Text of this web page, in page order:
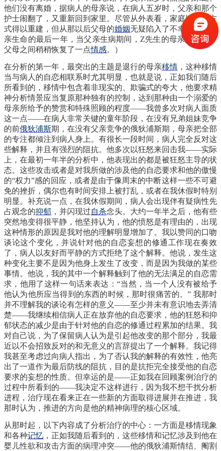
他们没有离婚，据病人的母亲说，在病人五岁时，父亲和那个
护士闹翻了，又重新回到家里。尽管从外表看，家庭以这种方
式得以重建，但从那以后父母的婚姻无疑陷入了不幸。（在父
亲生命的最后一年，当父亲生病期间， Z先生的母亲照顾他，
父母之间稍稍恢复了一点情感。）
在分析的第一年，最突出的主题是退行的母亲移情 ，这种移情
当与病人的自恋相联系时尤其明显，也就是说，正如我们随后
所看到的，移情中包含着非现实的、欺骗式的夸大，他要求精
神分析情景应当复原那种独有的控制，达到那种由一个溺爱的
母亲所给予的赞赏和特殊照顾的程度——我曾多次对病人面质
这一点——在病人非常关键的童年阶段，在没有兄弟姐妹竞争
的前俄狄浦斯期，在没有父亲竞争的俄狄浦斯期，母亲把全部
的专注都倾注到病人身上。有很长一段时间，病人完全反对这
些解释，并且有强烈的阻抗。他多次以狂怒来回击我——实际
上，在最初一年半的分析中，他表现出的都是被狂怒主导的状
态。这些攻击或者是对我所做的涉及他的自恋要求和他的傲慢
的“权力”感的回应，或者是由于像周末的中断这样一些不可避
免的挫折，偶尔也有时间安排上被打乱，或者在我休假时特别
明显。补充说一点，在我休假期间，病人会出现伴有疑病性先
占观念的抑郁 ，并闪现过自杀念头。大约一年半之后，他有些
突然地变得很平静，他坚持认为，他的愤怒是有理由的，出现
这种情形的原因是我对他的理解明显增加了。我以赞同的口吻
谈论这个变化，并说针对他的自恋妄想的修通工作现在奏效
了，病人以友好而平静的方式拒绝了这个解释。他说，发生这
种变化主要不是因为他身上发生了改变，而是因为我做的某些
事情。他说，我的其中一个解释触到了他的无法满足的自恋需
求，他用了这样一句话来表达： “当然，当一个人没有被给予
他认为他所应当得到的东西的时候，那时很痛苦的。” 我那时
并不理解我的谈论有怎样的意义——至少并未有意识地去弄清
楚——我继续相信病人正在放弃他的自恋要求，他的狂怒和抑
郁状态的减少是由于针对他的自恋的修通过程累加的结果。我
对自己说，为了保留病人认为是引起他改变的那个部分，我最
近以不会招致反对的和无意义的言辞提出了一个解释。我记得
我甚至考虑过向病人指出，为了否认我的解释的有效性，他亮
出了一道作为最后防线的阻抗，目的是抗拒完全接受他的自恋
要求的妄想的性质。但幸运的是——正如我在回顾案例治疗的
过程中所看到的——我决定不这样进行，因为我不想干扰分析
进程，治疗现在看来正在一些新的方面取得进展并在推进，我
那时认为，推进的方向是他的精神病理的核心区域。
从那时起，以下内容成了分析治疗的中心：一方面是移情现象
和各种记忆 ，正如我随后看到的，这些移情和记忆涉及到他在
婴儿性欲和攻击方面的病理冲突——他的俄狄浦斯情结、阉割